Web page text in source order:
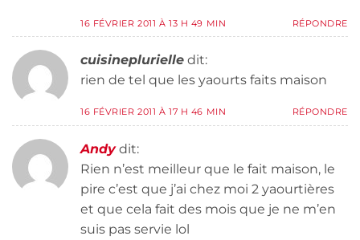
16 FÉVRIER 2011 À 13 H 49 MIN RÉPONDRE
cuisineplurielle dit:
rien de tel que les yaourts faits maison
16 FÉVRIER 2011 À 17 H 46 MIN RÉPONDRE
Andy dit:
Rien n’est meilleur que le fait maison, le
pire c’est que j’ai chez moi 2 yaourtières
et que cela fait des mois que je ne m’en
suis pas servie lol